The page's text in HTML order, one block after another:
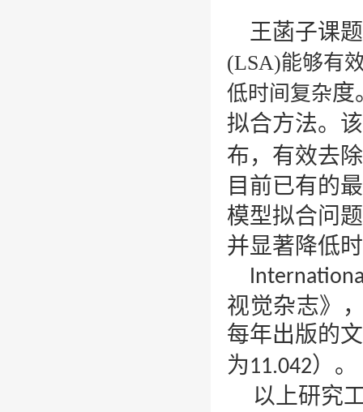
王菡子课
(LSA)能够有
低时间复杂度
拟合方法。
布，有效去
目前已有的
模型拟合问
并显著降低
视觉杂志》
每年出版的
为11.042）。
以上研究